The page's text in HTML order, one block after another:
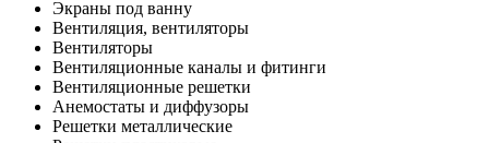
Экраны под ванну
Вентиляция, вентиляторы
Вентиляторы
Вентиляционные каналы и фитинги
Вентиляционные решетки
Анемостаты и диффузоры
Решетки металлические